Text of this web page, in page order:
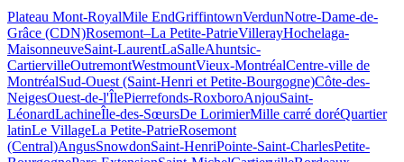
Plateau Mont-RoyalMile EndGriffintownVerdunNotre-Dame-de-
Grâce (CDN)Rosemont–La Petite-PatrieVillerayHochelaga-
MaisonneuveSaint-LaurentLaSalleAhuntsic-
CartiervilleOutremontWestmountVieux-MontréalCentre-ville de
MontréalSud-Ouest (Saint-Henri et Petite-Bourgogne)Côte-des-
NeigesOuest-de-l'ÎlePierrefonds-RoxboroAnjouSaint-
LéonardLachineÎle-des-SœursDe LorimierMille carré doréQuartier
latinLe VillageLa Petite-PatrieRosemont
(Central)AngusSnowdonSaint-HenriPointe-Saint-CharlesPetite-